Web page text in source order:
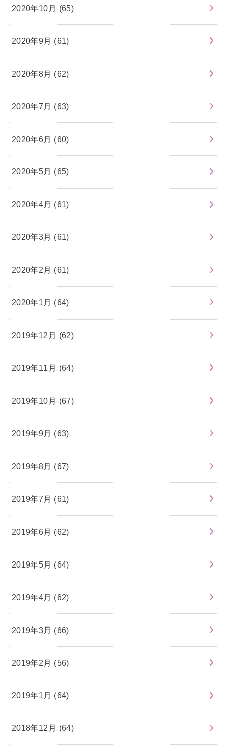
2020年10月 (65)
2020年9月 (61)
2020年8月 (62)
2020年7月 (63)
2020年6月 (60)
2020年5月 (65)
2020年4月 (61)
2020年3月 (61)
2020年2月 (61)
2020年1月 (64)
2019年12月 (62)
2019年11月 (64)
2019年10月 (67)
2019年9月 (63)
2019年8月 (67)
2019年7月 (61)
2019年6月 (62)
2019年5月 (64)
2019年4月 (62)
2019年3月 (66)
2019年2月 (56)
2019年1月 (64)
2018年12月 (64)